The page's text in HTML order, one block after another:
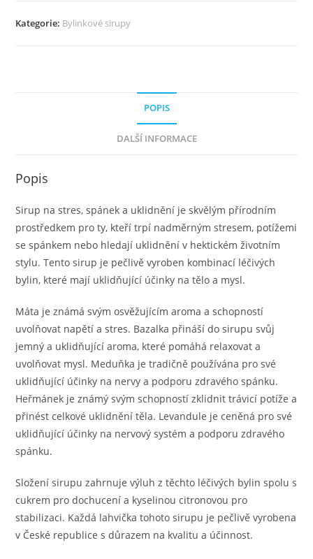
SPÁNEK
Kategorie: Bylinkové sirupy
POPIS
DALŠÍ INFORMACE
Popis
Sirup na stres, spánek a uklidnění je skvělým přírodním
prostředkem pro ty, kteří trpí nadměrným stresem, potížemi
se spánkem nebo hledají uklidnění v hektickém životním
stylu. Tento sirup je pečlivě vyroben kombinací léčivých
bylin, které mají uklidňující účinky na tělo a mysl.
Máta je známá svým osvěžujícím aroma a schopností
uvolňovat napětí a stres. Bazalka přináší do sirupu svůj
jemný a uklidňující aroma, které pomáhá relaxovat a
uvolňovat mysl. Meduňka je tradičně používána pro své
uklidňující účinky na nervy a podporu zdravého spánku.
Heřmánek je známý svým schopností zklidnit trávicí potíže a
přinést celkové uklidnění těla. Levandule je ceněná pro své
uklidňující účinky na nervový systém a podporu zdravého
spánku.
Složení sirupu zahrnuje výluh z těchto léčivých bylin spolu s
cukrem pro dochucení a kyselinou citronovou pro
stabilizaci. Každá lahvička tohoto sirupu je pečlivě vyrobena
v České republice s důrazem na kvalitu a účinnost.